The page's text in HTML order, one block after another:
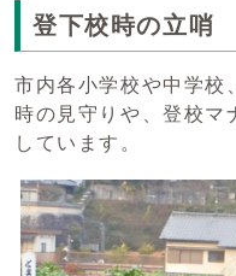
登下校時の立哨
市内各小学校や中学校
時の見守りや、登校マ
しています。